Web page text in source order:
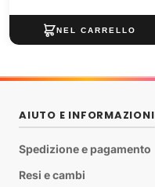
AIUTO E INFORMAZIONI
Spedizione e pagamento
Resi e cambi